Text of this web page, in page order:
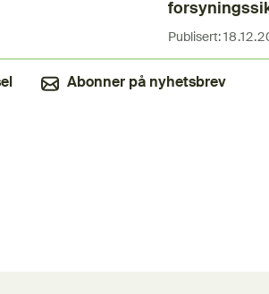
Publisert:
Abonner på nyhetsbrev
(Ekstern lenke)